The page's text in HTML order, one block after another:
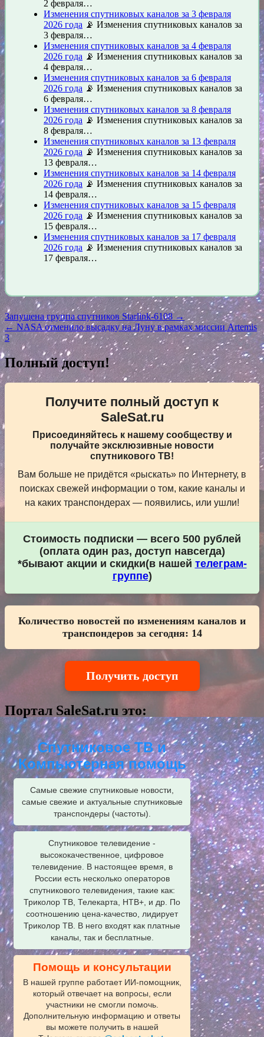
2 февраля…
Изменения спутниковых каналов за 3 февраля
2026 года 📡 Изменения спутниковых каналов за
3 февраля…
Изменения спутниковых каналов за 4 февраля
2026 года 📡 Изменения спутниковых каналов за
4 февраля…
Изменения спутниковых каналов за 6 февраля
2026 года 📡 Изменения спутниковых каналов за
6 февраля…
Изменения спутниковых каналов за 8 февраля
2026 года 📡 Изменения спутниковых каналов за
8 февраля…
Изменения спутниковых каналов за 13 февраля
2026 года 📡 Изменения спутниковых каналов за
13 февраля…
Изменения спутниковых каналов за 14 февраля
2026 года 📡 Изменения спутниковых каналов за
14 февраля…
Изменения спутниковых каналов за 15 февраля
2026 года 📡 Изменения спутниковых каналов за
15 февраля…
Изменения спутниковых каналов за 17 февраля
2026 года 📡 Изменения спутниковых каналов за
17 февраля…
Навигация
по
записям
Запущена группа спутников Starlink-6108 →
← NASA отменило высадку на Луну в рамках миссии Artemis
3
Полный доступ!
Получите полный доступ к
SaleSat.ru
Присоединяйтесь к нашему сообществу и
получайте эксклюзивные новости
спутникового ТВ!
Вам больше не придётся «рыскать» по Интернету, в
поисках свежей информации о том, какие каналы и
на каких транспондерах — появились, или ушли!
Стоимость подписки — всего 500 рублей
(оплата один раз, доступ навсегда)
*бывают акции и скидки(в нашей телеграм-
группе)
Количество новостей по изменениям каналов и
транспондеров за сегодня: 14
Получить доступ
Портал SaleSat.ru это:
Спутниковое ТВ и
Компьютерная помощь
Самые свежие спутниковые новости,
самые свежие и актуальные спутниковые
транспондеры (частоты).
Спутниковое телевидение -
высококачественное, цифровое
телевидение. В настоящее время, в
России есть несколько операторов
спутникового телевидения, такие как:
Триколор ТВ, Телекарта, НТВ+, и др. По
соотношению цена-качество, лидирует
Триколор ТВ. В него входят как платные
каналы, так и бесплатные.
Помощь и консультации
В нашей группе работает ИИ‑помощник,
который отвечает на вопросы, если
участники не смогли помочь.
Дополнительную информацию и ответы
вы можете получить в нашей